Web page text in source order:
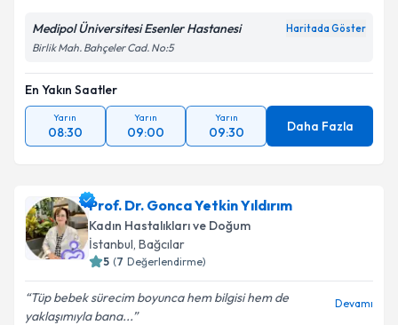
Medipol Üniversitesi Esenler Hastanesi Haritada Göster
Birlik Mah. Bahçeler Cad. No:5
En Yakın Saatler
Yarın
08:30
Yarın
09:00
Yarın
09:30 Daha Fazla
Prof. Dr. Gonca Yetkin Yıldırım
Kadın Hastalıkları ve Doğum
İstanbul, Bağcılar
5 (7 Değerlendirme)
Tüp bebek sürecim boyunca hem bilgisi hem de
yaklaşımıyla bana...
Devamı